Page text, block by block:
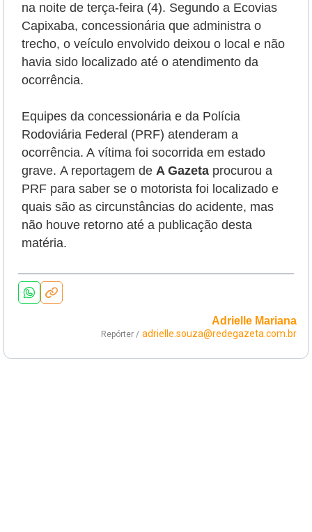
na noite de terça-feira (4). Segundo a Ecovias
Capixaba, concessionária que administra o
trecho, o veículo envolvido deixou o local e não
havia sido localizado até o atendimento da
ocorrência.
Equipes da concessionária e da Polícia
Rodoviária Federal (PRF) atenderam a
ocorrência. A vítima foi socorrida em estado
grave. A reportagem de A Gazeta procurou a
PRF para saber se o motorista foi localizado e
quais são as circunstâncias do acidente, mas
não houve retorno até a publicação desta
matéria.
Adrielle Mariana
Repórter / adrielle.souza@redegazeta.com.br